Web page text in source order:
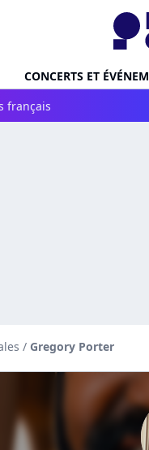
CONCERTS ET
français
/ Gregory Porter